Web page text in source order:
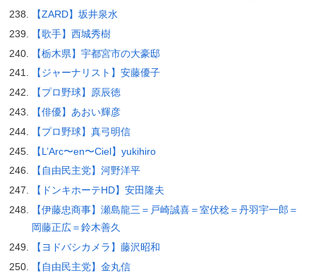
【ZARD】坂井泉水
【歌手】西城秀樹
【栃木県】宇都宮市の大豪邸
【ジャーナリスト】安藤優子
【プロ野球】原辰徳
【俳優】あおい輝彦
【プロ野球】真弓明信
【L’Arc〜en〜Ciel】yukihiro
【自由民主党】河野洋平
【ドンキホーテHD】安田隆夫
【伊藤忠商事】瀬島龍三＝戸崎誠喜＝室伏稔＝丹羽宇一郎＝
岡藤正広＝鈴木善久
【ヨドバシカメラ】藤沢昭和
【自由民主党】金丸信